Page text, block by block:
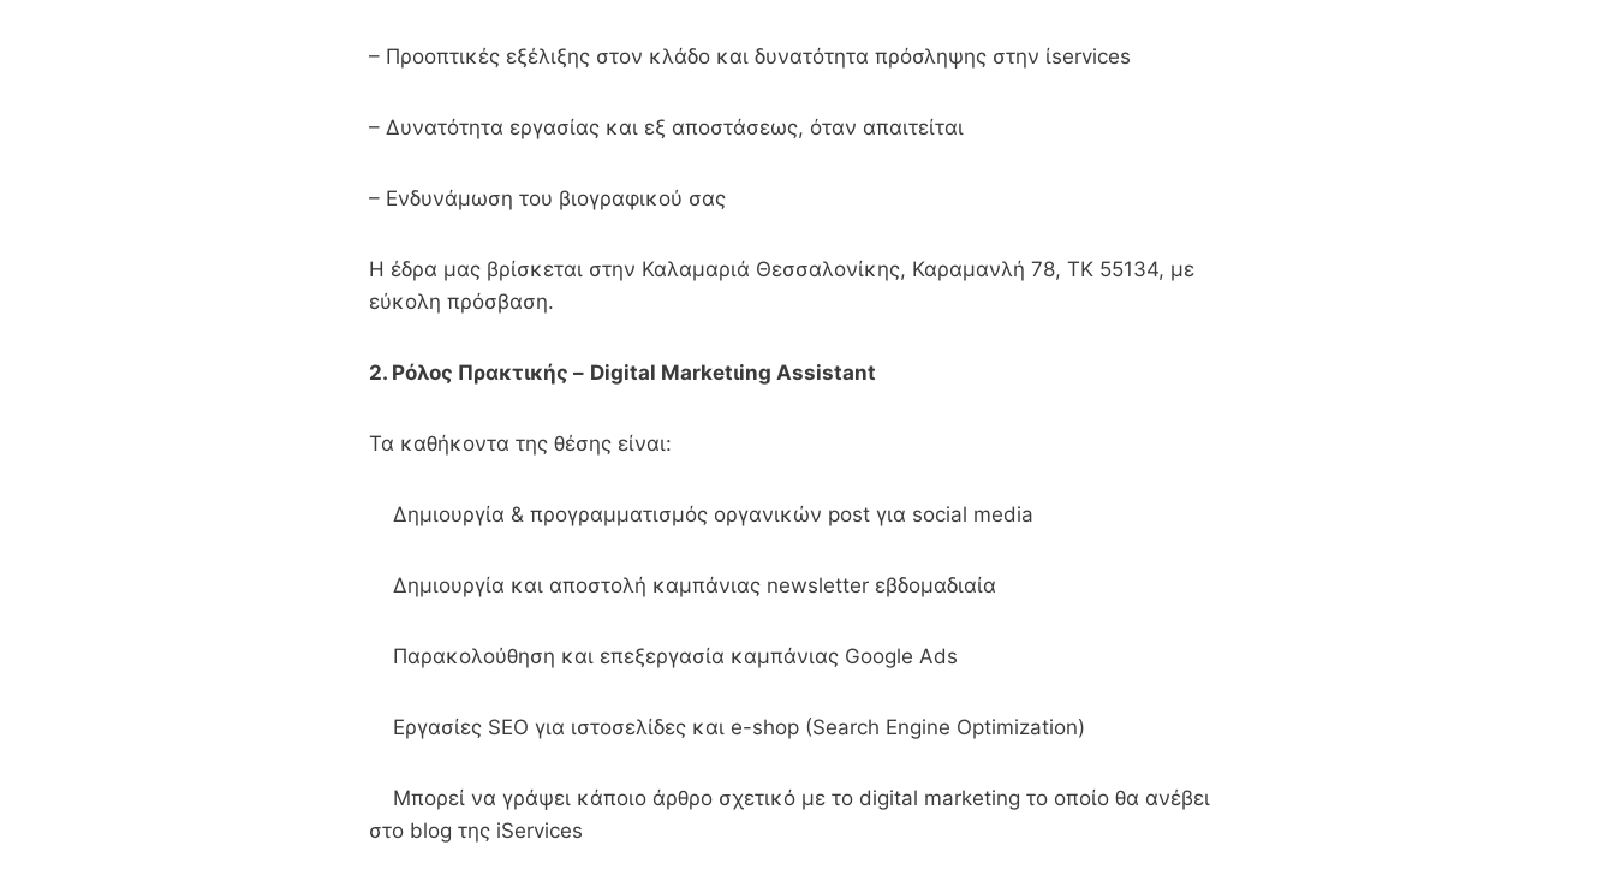
– Προοπτικές εξέλιξης στον κλάδο και δυνατότητα πρόσληψης στην ίservices
– Δυνατότητα εργασίας και εξ αποστάσεως, όταν απαιτείται
– Ενδυνάμωση του βιογραφικού σας
Η έδρα μας βρίσκεται στην Καλαμαριά Θεσσαλονίκης, Καραμανλή 78, ΤΚ 55134, με
εύκολη πρόσβαση.
2. Ρόλος Πρακτικής – Digital Marketιing Αssistant
Τα καθήκοντα της θέσης είναι:
Δημιουργία & προγραμματισμός οργανικών post για social media
Δημιουργία και αποστολή καμπάνιας newsletter εβδομαδιαία
Παρακολούθηση και επεξεργασία καμπάνιας Google Ads
Eργασίες SEO για ιστοσελίδες και e-shop (Search Engine Optimization)
Μπορεί να γράψει κάποιο άρθρο σχετικό με το digital marketing το οποίο θα ανέβει
στο blog της iServices